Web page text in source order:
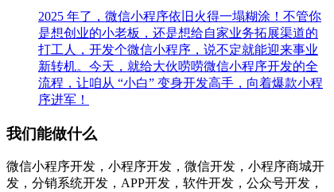
2025 年了，微信小程序依旧火得一塌糊涂！不管你
是想创业的小老板，还是想给自家业务拓展渠道的
打工人，开发个微信小程序，说不定就能迎来事业
新转机。今天，就给大伙唠唠微信小程序开发的全
流程，让咱从 “小白” 变身开发高手，向着爆款小程
序进军！
我们能做什么
微信小程序开发，小程序开发，微信开发，小程序商城开
发，分销系统开发，APP开发，软件开发，公众号开发，